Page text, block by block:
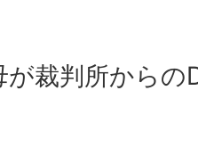
裁判所からの